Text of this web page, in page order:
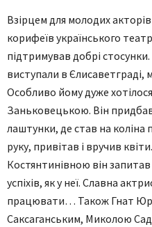
Взірцем для молодих
корифеїв українського
підтримував добрі
виступали в Єлисаветграді,
Особливо йому дуже
Заньковецькою. Він
лаштунки, де став на коліна
руку, привітав і вручив
Костянтинівною він запитав
успіхів, як у неї. Славна
працювати… Також Гнат
Саксаганським, Миколою